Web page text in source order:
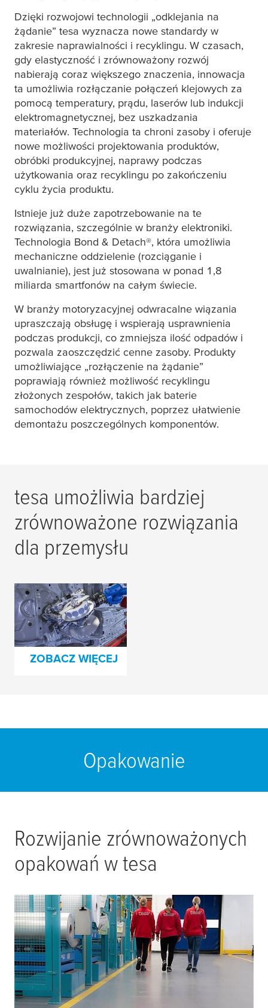
Dzięki rozwojowi technologii „odklejania na
żądanie” tesa wyznacza nowe standardy w
zakresie naprawialności i recyklingu. W czasach,
gdy elastyczność i zrównoważony rozwój
nabierają coraz większego znaczenia, innowacja
ta umożliwia rozłączanie połączeń klejowych za
pomocą temperatury, prądu, laserów lub indukcji
elektromagnetycznej, bez uszkadzania
materiałów. Technologia ta chroni zasoby i oferuje
nowe możliwości projektowania produktów,
obróbki produkcyjnej, naprawy podczas
użytkowania oraz recyklingu po zakończeniu
cyklu życia produktu.
Istnieje już duże zapotrzebowanie na te
rozwiązania, szczególnie w branży elektroniki.
Technologia Bond & Detach®, która umożliwia
mechaniczne oddzielenie (rozciąganie i
uwalnianie), jest już stosowana w ponad 1,8
miliarda smartfonów na całym świecie.
W branży motoryzacyjnej odwracalne wiązania
upraszczają obsługę i wspierają usprawnienia
podczas produkcji, co zmniejsza ilość odpadów i
pozwala zaoszczędzić cenne zasoby. Produkty
umożliwiające „rozłączenie na żądanie”
poprawiają również możliwość recyklingu
złożonych zespołów, takich jak baterie
samochodów elektrycznych, poprzez ułatwienie
demontażu poszczególnych komponentów.
tesa umożliwia bardziej
zrównoważone rozwiązania
dla przemysłu
Wykrój
samoprzylepny
zamiast zaślepki
ZOBACZ WIĘCEJ
Opakowanie
Rozwijanie zrównoważonych
opakowań wtesa